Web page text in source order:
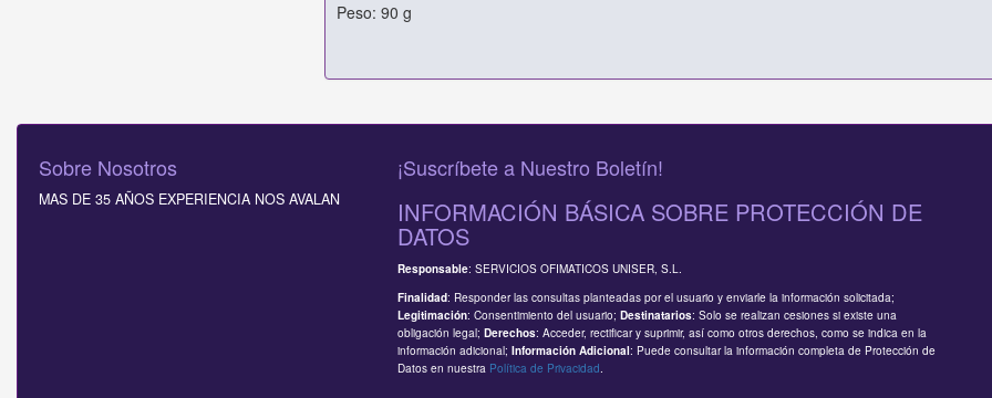
Peso: 90 g
Sobre Nosotros
MAS DE 35 AÑOS EXPERIENCIA NOS AVALAN
¡Suscríbete a Nuestro Boletín!
INFORMACIÓN BÁSICA SOBRE PROTECCIÓN DE
DATOS
Responsable: SERVICIOS OFIMATICOS UNISER, S.L.
Finalidad: Responder las consultas planteadas por el usuario y enviarle la información solicitada;
Legitimación: Consentimiento del usuario; Destinatarios: Solo se realizan cesiones si existe una
obligación legal; Derechos: Acceder, rectificar y suprimir, así como otros derechos, como se indica en la
información adicional; Información Adicional: Puede consultar la información completa de Protección de
Datos en nuestra Política de Privacidad.